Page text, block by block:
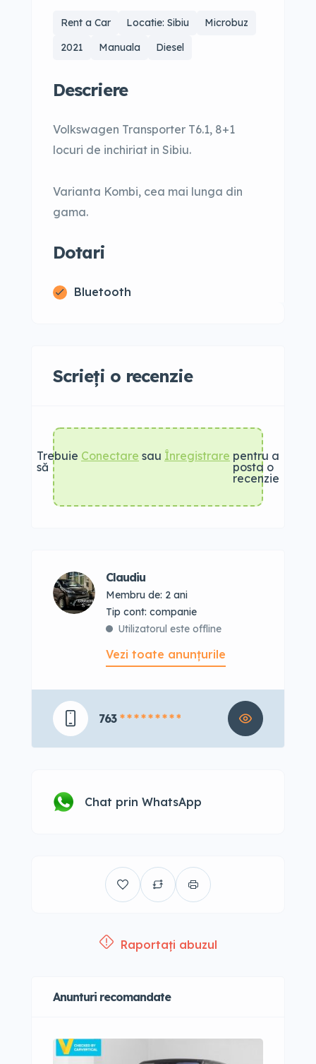
Rent a Car Locatie: Sibiu
Microbuz
2021
Manuala Diesel
Descriere
Volkswagen Transporter T6.1, 8+1
locuri de inchiriat in Sibiu.
Varianta Kombi, cea mai lunga din
gama.
Dotari
Bluetooth
Scrieți o recenzie
Trebuie
să
Conectare sau Înregistrare pentru a
posta o
recenzie
Claudiu
Membru de: 2 ani
tip cont: companie
Utilizatorul este offline
Vezi toate anunțurile
763 * * * * * * * * *
Chat prin WhatsApp
Raportați abuzul
Anunturi recomandate